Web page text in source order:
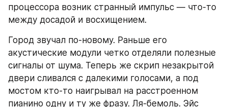
процессора возник странный импульс — что-то
между досадой и восхищением.
Город звучал по-новому. Раньше его
акустические модули четко отделяли полезные
сигналы от шума. Теперь же скрип незакрытой
двери сливался с далекими голосами, а под
мостом кто-то наигрывал на расстроенном
пианино одну и ту же фразу. Ля-бемоль. Эйс